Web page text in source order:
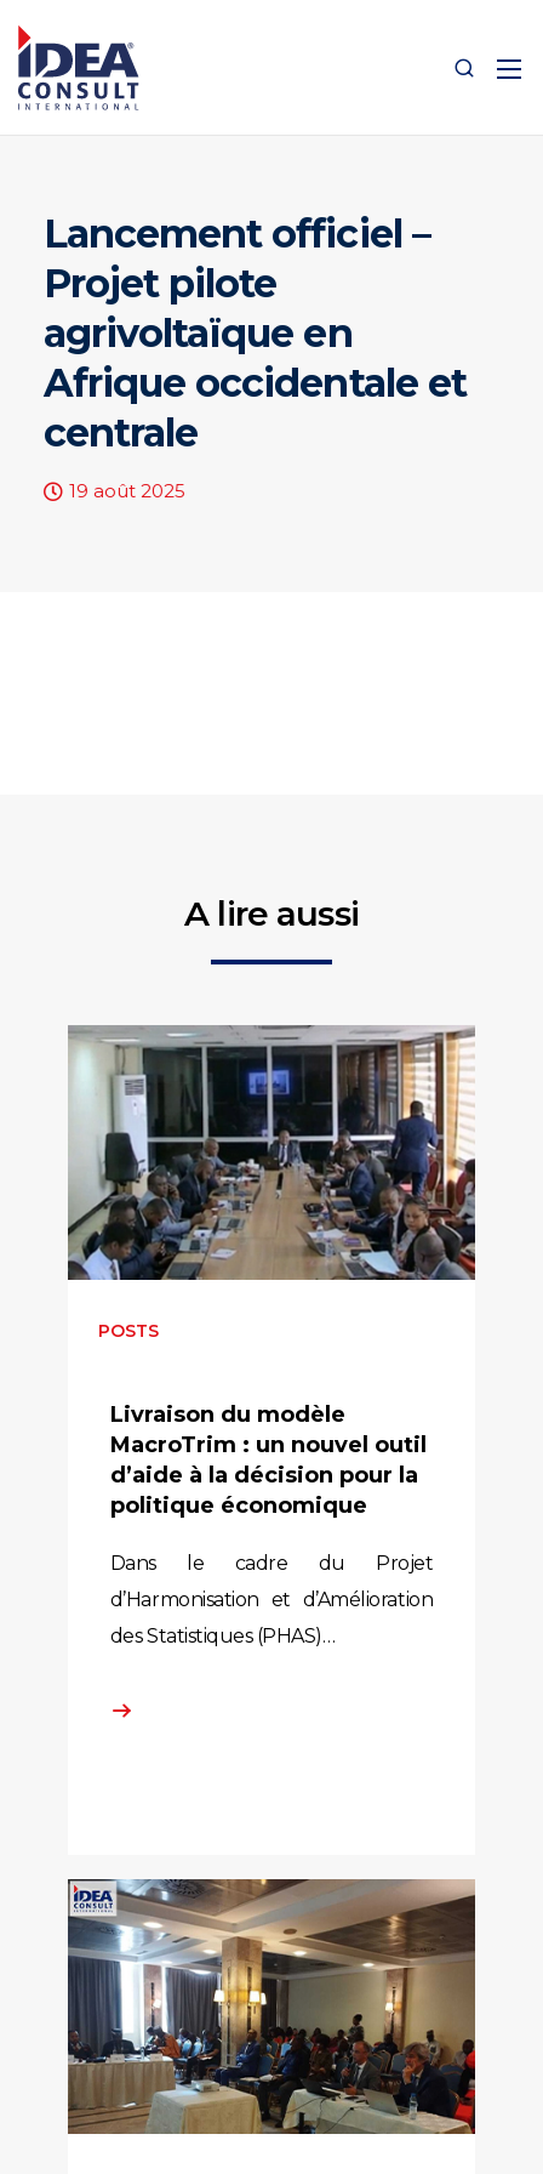
Lancement officiel –
Projet pilote
agrivoltaïque en
Afrique occidentale et
centrale
19 août 2025
A lire aussi
POSTS
Livraison du modèle
MacroTrim : un nouvel outil
d’aide à la décision pour la
politique économique
Dans le cadre du Projet
d’Harmonisation et d’Amélioration
des Statistiques (PHAS)…